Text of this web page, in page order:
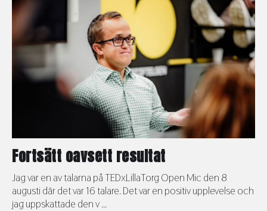
Fortsätt oavsett resultat
Jag var en av talarna på TEDxLillaTorg Open Mic den 8
augusti där det var 16 talare. Det var en positiv upplevelse och
jag uppskattade den v ...